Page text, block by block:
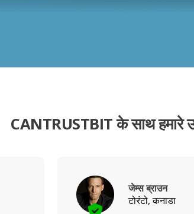
CANTRUSTBIT के साथ हमारे
जेम्स ब्राउन
टोरंटो, कनाडा